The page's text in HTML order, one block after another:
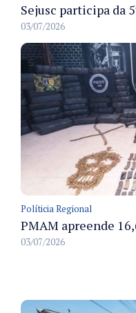
03/07/2026
Políticia Regional
03/07/2026